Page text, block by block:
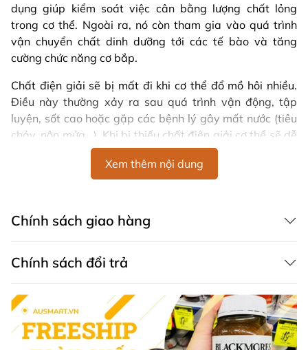
dụng giúp kiểm soát việc cân bằng lượng chất lỏng
trong cơ thể. Ngoài ra, nó còn tham gia vào quá trình
vận chuyển chất dinh dưỡng tới các tế bào và tăng
cường chức năng cơ bắp.
Chất điện giải sẽ bị mất đi khi cơ thể đổ mồ hôi nhiều.
Điều này thường xảy ra sau quá trình vận động, tập
luyện, sốt cao hoặc gặp các bệnh lý gây mất nước (tiêu
chảy, nôn mửa,..). Khi bị thiếu chất điện giải cơ thể sẽ dễ
bị các triệu chứng như mệt mỏi, uể oải, nhịp tim nhanh,
nhức đầu, chuột rút....
Các chất điện giải nhìn chung điều có tác dụng giúp cơ
Kiểm soát và cân bằng lượng chất lỏng bên trong
Cân bằng mức Acid/ Bazơ (pH) của máu.
Tham gia vận chuyển các chất dinh dưỡng vào tế
bào.
Xem thêm nội dung
Chính sách giao hàng
Chính sách đổi trả